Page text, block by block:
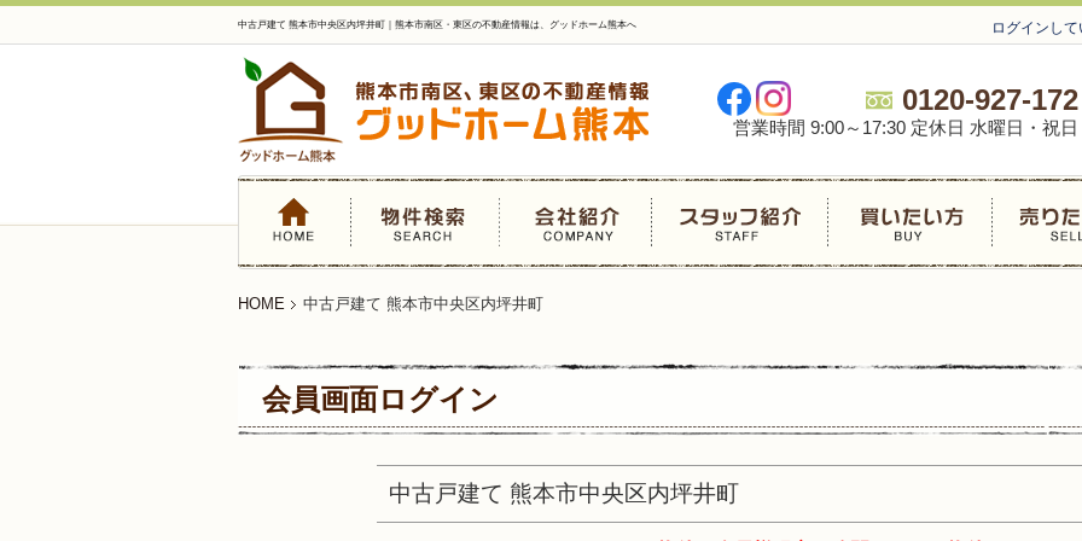
中古戸建て 熊本市中央区内坪井町｜熊本市南区・東区の不動産情報は、グッドホーム熊本へ ログインし
0120-927-172
営業時間 9:00～17:30 定休日 水曜日・祝日
HOME 中古戸建て 熊本市中央区内坪井町
会員画面ログイン
中古戸建て 熊本市中央区内坪井町